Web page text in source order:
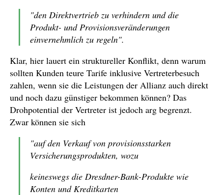
"den Direktvertrieb zu verhindern und die
Produkt- und Provisionsveränderungen
einvernehmlich zu regeln".
Klar, hier lauert ein struktureller Konflikt, denn warum
sollten Kunden teure Tarife inklusive Vertreterbesuch
zahlen, wenn sie die Leistungen der Allianz auch direkt
und noch dazu günstiger bekommen können? Das
Drohpotential der Vertreter ist jedoch arg begrenzt.
Zwar können sie sich
"auf den Verkauf von provisionsstarken
Versicherungsprodukten, wozu
keineswegs die Dresdner-Bank-Produkte wie
Konten und Kreditkarten